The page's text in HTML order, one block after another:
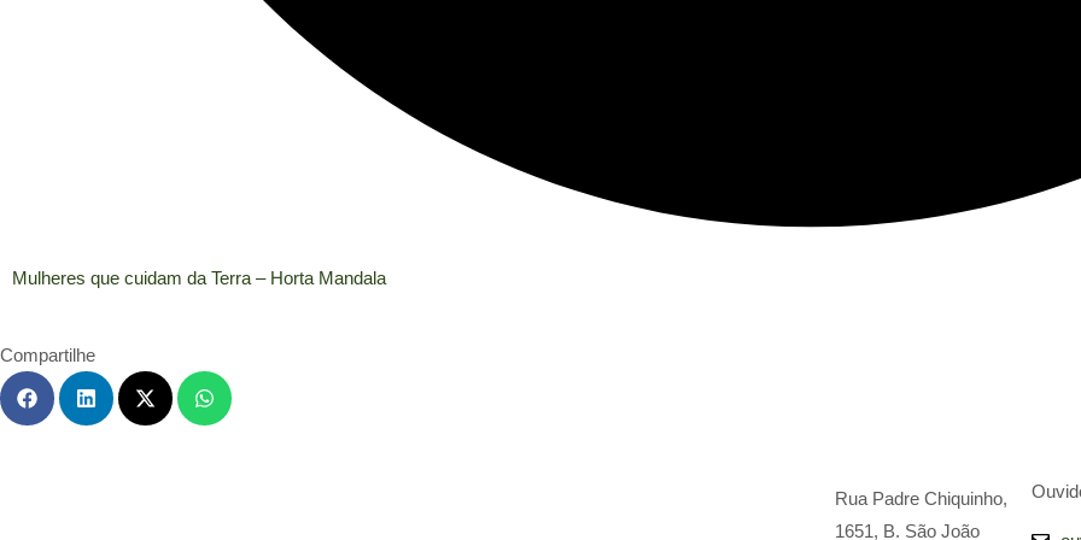
Mulheres que cuidam da Terra – Horta Mandala
Compartilhe
Rua Padre Chiquinho,
1651, B. São João